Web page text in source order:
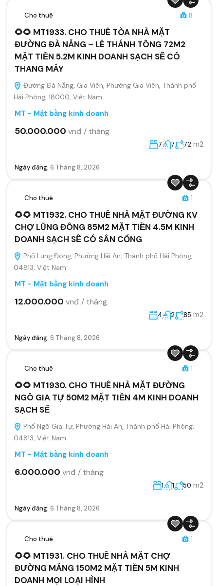
Cho thuê 8
🌻🌻 MT1933. CHO THUÊ TÒA NHÀ MẶT
ĐƯỜNG ĐÀ NẴNG – LÊ THÁNH TÔNG 72M2
MẶT TIỀN 5.2M KINH DOANH SẠCH SẼ CÓ
THANG MÁY
Đường Đà Nẵng, Gia Viên, Phường Gia Viên, Thành phố
Hải Phòng, 18000, Việt Nam
MT - Mặt bằng kinh doanh
50.000.000 vnđ / tháng
7 7 72 m2
Ngày đăng: 6 Tháng 8, 2026
Cho thuê 1
🌻🌻 MT1932. CHO THUÊ NHÀ MẶT ĐƯỜNG KV
CHỢ LŨNG ĐÔNG 85M2 MẶT TIỀN 4.5M KINH
DOANH SẠCH SẼ CÓ SÂN CỔNG
Phố Lũng Đông, Phường Hải An, Thành phố Hải Phòng,
04813, Việt Nam
MT - Mặt bằng kinh doanh
12.000.000 vnđ / tháng
4 2 85 m2
Ngày đăng: 6 Tháng 8, 2026
Cho thuê 1
🌻🌻 MT1930. CHO THUÊ NHÀ MẶT ĐƯỜNG
NGÔ GIA TỰ 50M2 MẶT TIỀN 4M KINH DOANH
SẠCH SẼ
Phố Ngô Gia Tự, Phường Hải An, Thành phố Hải Phòng,
04813, Việt Nam
MT - Mặt bằng kinh doanh
6.000.000 vnđ / tháng
1 1 50 m2
Ngày đăng: 6 Tháng 8, 2026
Cho thuê 1
🌻🌻 MT1931. CHO THUÊ NHÀ MẶT CHỢ
ĐƯỜNG MÁNG 150M2 MẶT TIỀN 5M KINH
DOANH MỌI LOẠI HÌNH